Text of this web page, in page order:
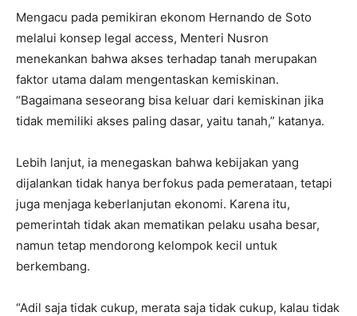
Mengacu pada pemikiran ekonom Hernando de Soto
melalui konsep legal access, Menteri Nusron
menekankan bahwa akses terhadap tanah merupakan
faktor utama dalam mengentaskan kemiskinan.
“Bagaimana seseorang bisa keluar dari kemiskinan jika
tidak memiliki akses paling dasar, yaitu tanah,” katanya.
Lebih lanjut, ia menegaskan bahwa kebijakan yang
dijalankan tidak hanya berfokus pada pemerataan, tetapi
juga menjaga keberlanjutan ekonomi. Karena itu,
pemerintah tidak akan mematikan pelaku usaha besar,
namun tetap mendorong kelompok kecil untuk
berkembang.
“Adil saja tidak cukup, merata saja tidak cukup, kalau tidak